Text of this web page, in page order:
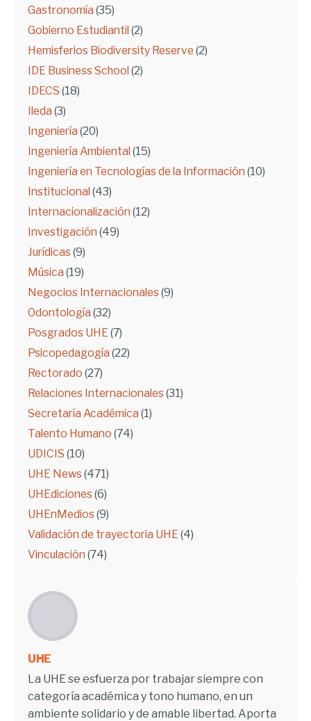
Gastronomía (35)
Gobierno Estudiantil (2)
Hemisferios Biodiversity Reserve (2)
IDE Business School (2)
IDECS (18)
Ileda (3)
Ingeniería (20)
Ingeniería Ambiental (15)
Ingeniería en Tecnologías de la Información (10)
Institucional (43)
Internacionalización (12)
Investigación (49)
Jurídicas (9)
Música (19)
Negocios Internacionales (9)
Odontología (32)
Posgrados UHE (7)
Psicopedagogía (22)
Rectorado (27)
Relaciones Internacionales (31)
Secretaría Académica (1)
Talento Humano (74)
UDICIS (10)
UHE News (471)
UHEdiciones (6)
UHEnMedios (9)
Validación de trayectoria UHE (4)
Vinculación (74)
UHE
La UHE se esfuerza por trabajar siempre con
categoría académica y tono humano, en un
ambiente solidario y de amable libertad. Aporta